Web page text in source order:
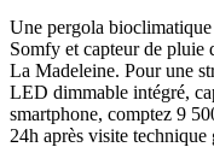
Une pergola bioclimatique
Somfy et capteur de pluie
La Madeleine. Pour une
LED dimmable intégré,
smartphone, comptez 9
24h après visite technique